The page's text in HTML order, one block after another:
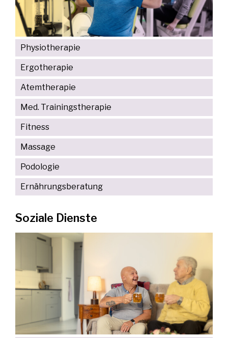
Physiotherapie
Ergotherapie
Atemtherapie
Med. Trainingstherapie
Fitness
Massage
Podologie
Ernährungsberatung
Soziale Dienste